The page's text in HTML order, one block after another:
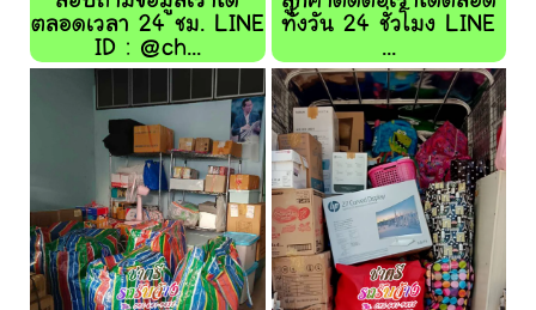
ตลอดเวลา 24 ชม. LINE
ID : @ch...
ทั้งวัน 24 ชั่วโมง LINE
...